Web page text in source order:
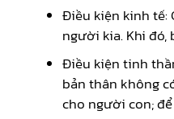
Điều kiện kinh tế:
người kia. Khi
Điều kiện tinh
bản thân không
cho người con;